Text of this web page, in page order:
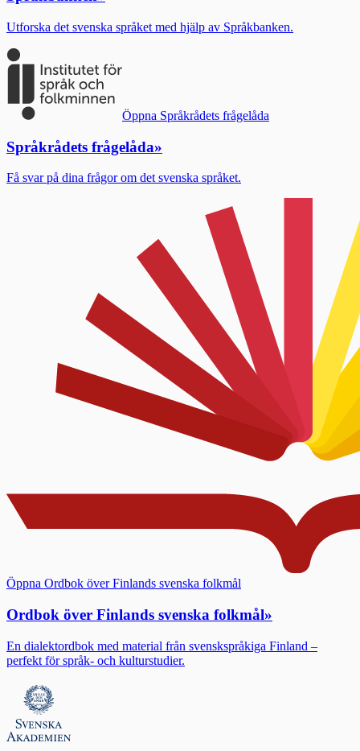
Utforska det svenska språket med hjälp av Språkbanken.
Öppna Språkrådets frågelåda
Språkrådets frågelåda»
Få svar på dina frågor om det svenska språket.
Öppna Ordbok över Finlands svenska folkmål
Ordbok över Finlands svenska folkmål»
En dialektordbok med material från svenskspråkiga Finland –
perfekt för språk- och kulturstudier.